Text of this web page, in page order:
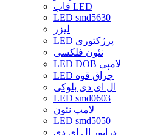
قاب LED
LED smd5630
لیزر
LED پرژکتوری
نئون فلکسی
LED DOB لامپی
LED چراق قوه
ال ای دی بلوکی
LED smd0603
لامپ نئون
LED smd5050
درایور ال ای دی